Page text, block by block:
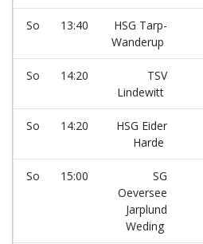
So 13:40
HSG Tarp-
Wanderup
So 14:20
TSV
Lindewitt
So 14:20
HSG Eider
Harde
So 15:00
SG
Oeversee
Jarplund
Weding